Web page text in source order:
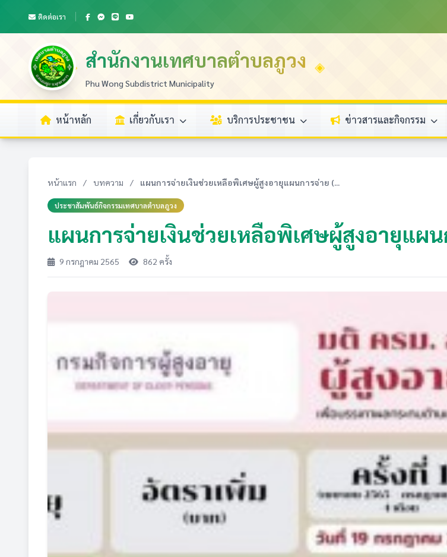
ติดต่อเรา
สำนักงานเทศบาลตำบลภูวง
Phu Wong Subdistrict Municipality
หน้าหลัก เกี่ยวกับเรา บริการประชาชน ข่าวสารและกิจกรรม
หน้าแรก / บทความ / แผนการจ่ายเงินช่วยเหลือพิเศษผู้สูงอายุแผนการจ่าย (...
ประชาสัมพันธ์กิจกรรมเทศบาลตำบลภูวง
แผนการจ่ายเงินช่วยเหลือพิเศษผู้สูงอายุแผน
9 กรกฎาคม 2565 862 ครั้ง